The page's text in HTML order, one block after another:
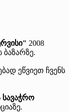
2008
ეწვიეთ ჩვენს
სავაჭრო